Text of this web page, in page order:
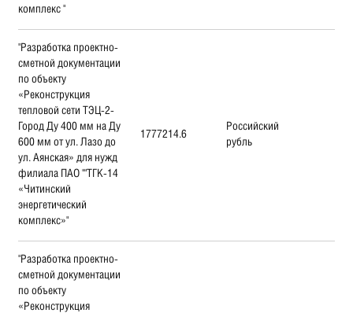
комплекс "
"Разработка проектно-
сметной документации
по объекту
«Реконструкция
тепловой сети ТЭЦ-2-
Город Ду 400 мм на Ду
600 мм от ул. Лазо до
ул. Аянская» для нужд
филиала ПАО ""ТГК-14
«Читинский
энергетический
комплекс»"
1777214.6
Российский
рубль
"Разработка проектно-
сметной документации
по объекту
«Реконструкция